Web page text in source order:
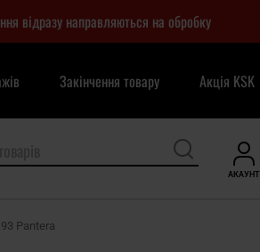
відразу направляються на обробку
Закінчення товару Акція KSK
АКАУНТ
Pantera